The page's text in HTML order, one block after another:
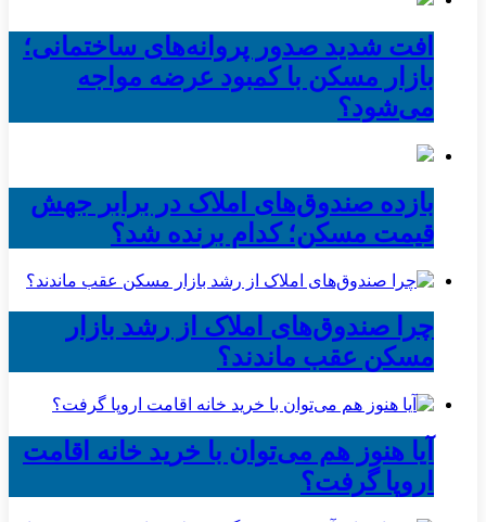
افت شدید صدور پروانه‌های ساختمانی؛
بازار مسکن با کمبود عرضه مواجه
می‌شود؟
بازده صندوق‌های املاک در برابر جهش
قیمت مسکن؛ کدام برنده شد؟
چرا صندوق‌های املاک از رشد بازار
مسکن عقب ماندند؟
آیا هنوز هم می‌توان با خرید خانه اقامت
اروپا گرفت؟